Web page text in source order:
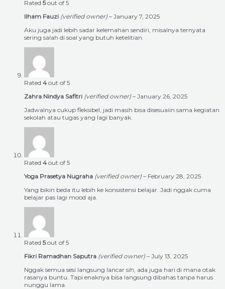
Rated 5out of 5
Ilham Fauzi (verified owner) – January 7, 2025
Aku juga jadi lebih sadar kelemahan sendiri, misalnya ternyata
sering salah di soal yang butuh ketelitian.
Rated 4 out of 5
Zahra Nindya Safitri (verified owner) – January 26, 2025
Jadwalnya cukup fleksibel, jadi masih bisa disesuaiin sama kegiatan
sekolah atau tugas yang lagi banyak.
Rated 4 out of 5
Yoga Prasetya Nugraha (verified owner) – February 28, 2025
Yang bikin beda itu lebih ke konsistensi belajar. Jadi nggak cuma
belajar pas lagi mood aja.
Rated 5out of 5
Fikri Ramadhan Saputra (verified owner) – July 13, 2025
Nggak semua sesi langsung lancar sih, ada juga hari di mana otak
rasanya buntu. Tapi enaknya bisa langsung dibahas tanpa harus
nunggu lama.